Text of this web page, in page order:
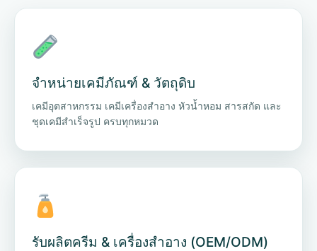
จำหน่ายเคมีภัณฑ์ & วัตถุดิบ
เคมีอุตสาหกรรม เคมีเครื่องสำอาง หัวน้ำหอม สารสกัด และ
ชุดเคมีสำเร็จรูป ครบทุกหมวด
รับผลิตครีม & เครื่องสำอาง (OEM/ODM)